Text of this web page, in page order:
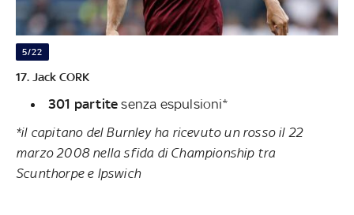
5/22
17. Jack CORK
301 partite senza espulsioni*
*il capitano del Burnley ha ricevuto un rosso il 22
marzo 2008 nella sfida di Championship tra
Scunthorpe e Ipswich